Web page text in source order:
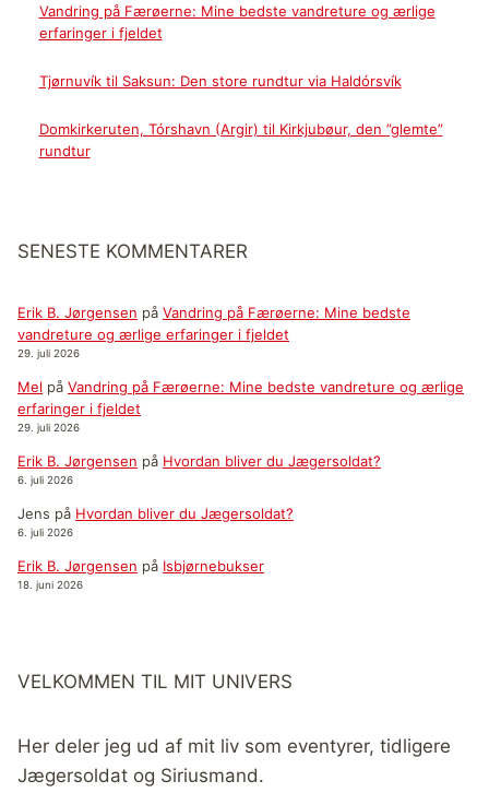
Vandring på Færøerne: Mine bedste vandreture og ærlige
erfaringer i fjeldet
Tjørnuvík til Saksun: Den store rundtur via Haldórsvík
Domkirkeruten, Tórshavn (Argir) til Kirkjubøur, den ”glemte”
rundtur
SENESTE KOMMENTARER
Erik B. Jørgensen på Vandring på Færøerne: Mine bedste
vandreture og ærlige erfaringer i fjeldet
29. juli 2026
Mel på Vandring på Færøerne: Mine bedste vandreture og ærlige
erfaringer i fjeldet
29. juli 2026
Erik B. Jørgensen på Hvordan bliver du Jægersoldat?
6. juli 2026
Jens på Hvordan bliver du Jægersoldat?
6. juli 2026
Erik B. Jørgensen på Isbjørnebukser
18. juni 2026
VELKOMMEN TIL MIT UNIVERS
Her deler jeg ud af mit liv som eventyrer, tidligere
Jægersoldat og Siriusmand.